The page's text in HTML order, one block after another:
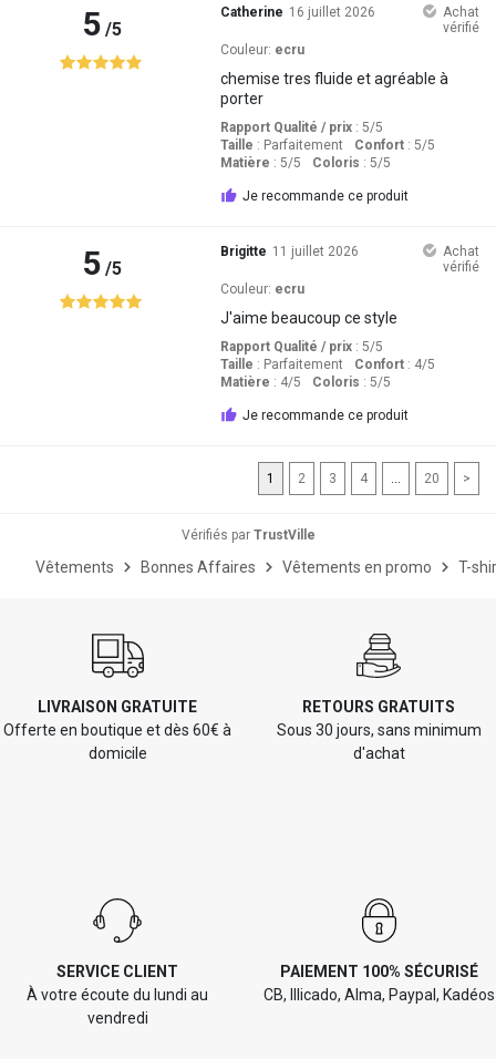
5/5
Catherine 16 juillet 2026
Achat
vérifié
Couleur: ecru
chemise tres fluide et agréable à
porter
Rapport Qualité / prix: 5/5
Taille : Parfaitement Confort: 5/5
Matière : 5/5 Coloris : 5/5
Je recommande ce produit
5/5
Brigitte 11 juillet 2026
Achat
vérifié
Couleur: ecru
J'aime beaucoup ce style
Rapport Qualité / prix: 5/5
Taille : Parfaitement Confort: 4/5
Matière : 4/5 Coloris : 5/5
Je recommande ce produit
1 2 3 4 20 >
Vérifiés par TrustVille
Vêtements Bonnes Affaires Vêtements en promo T-
LIVRAISON GRATUITE
Offerte en boutique et dès 60€ à
domicile
RETOURS GRATUITS
Sous 30 jours, sans minimum
d'achat
SERVICE CLIENT
À votre écoute du lundi au
vendredi
PAIEMENT 100% SÉCURISÉ
CB, Illicado, Alma, Paypal, Kadéos